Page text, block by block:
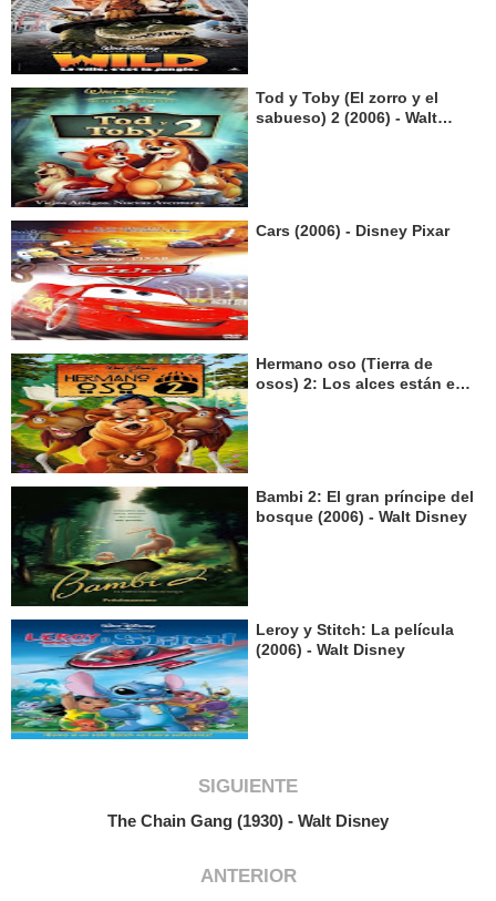
Tod y Toby (El zorro y el
sabueso) 2 (2006) - Walt
Cars (2006) - Disney Pixar
Hermano oso (Tierra de
osos) 2: Los alces están en
Bambi 2: El gran príncipe del
bosque (2006) - Walt Disney
Leroy y Stitch: La película
(2006) - Walt Disney
SIGUIENTE
The Chain Gang (1930) - Walt Disney
ANTERIOR